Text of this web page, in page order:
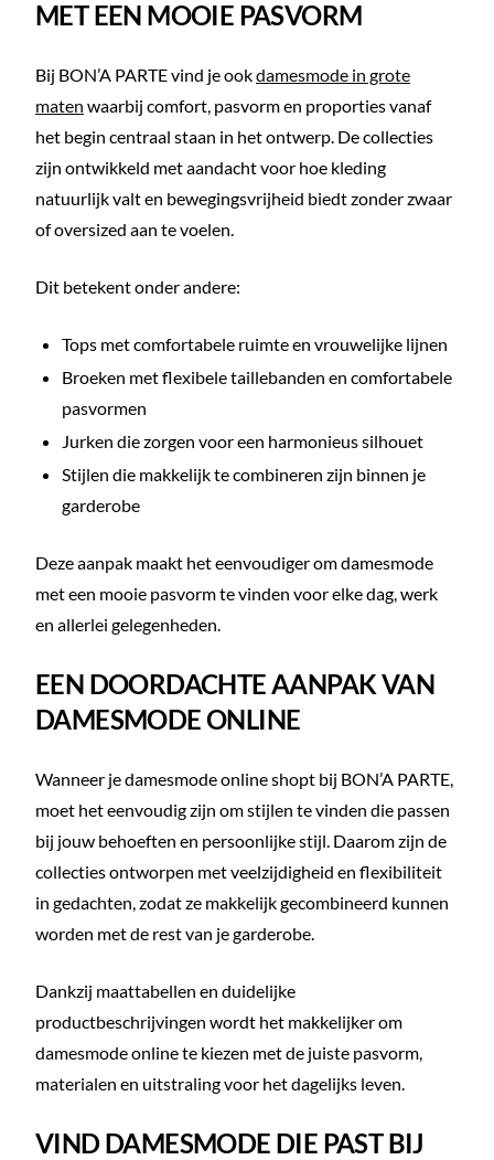
MET EEN MOOIE PASVORM
Bij BON’A PARTE vind je ookdamesmode in grote
maten waarbij comfort, pasvorm en proporties vanaf
het begin centraal staan in het ontwerp. De collecties
zijn ontwikkeld met aandacht voor hoe kleding
natuurlijk valt en bewegingsvrijheid biedt zonder zwaar
of oversized aan te voelen.
Dit betekent onder andere:
Tops met comfortabele ruimte en vrouwelijke lijnen
Broeken met flexibele taillebanden en comfortabele
pasvormen
Jurken die zorgen voor een harmonieus silhouet
Stijlen die makkelijk te combineren zijn binnen je
garderobe
Deze aanpak maakt het eenvoudiger om damesmode
met een mooie pasvorm te vinden voor elke dag, werk
en allerlei gelegenheden.
EEN DOORDACHTE AANPAK VAN
DAMESMODE ONLINE
Wanneer je damesmode online shopt bij BON’A PARTE,
moet het eenvoudig zijn om stijlen te vinden die passen
bij jouw behoeften en persoonlijke stijl. Daarom zijn de
collecties ontworpen met veelzijdigheid en flexibiliteit
in gedachten, zodat ze makkelijk gecombineerd kunnen
worden met de rest van je garderobe.
Dankzij maattabellen en duidelijke
productbeschrijvingen wordt het makkelijker om
damesmode online te kiezen met de juiste pasvorm,
materialen en uitstraling voor het dagelijks leven.
VIND DAMESMODE DIE PAST BIJ